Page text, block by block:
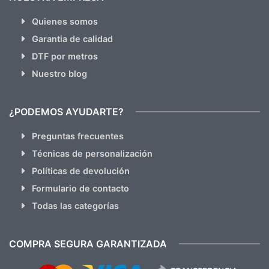
Quienes somos
Garantia de calidad
DTF por metros
Nuestro blog
¿PODEMOS AYUDARTE?
Preguntas frecuentes
Técnicas de personalización
Políticas de devolución
Formulario de contacto
Todas las categorías
COMPRA SEGURA GARANTIZADA